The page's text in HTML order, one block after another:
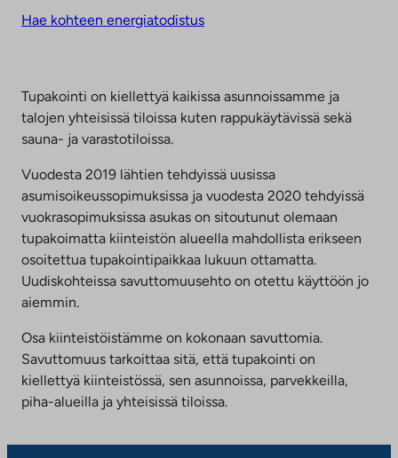
Hae kohteen energiatodistus
Tupakointi on kiellettyä kaikissa asunnoissamme ja
talojen yhteisissä tiloissa kuten rappukäytävissä sekä
sauna- ja varastotiloissa.
Vuodesta 2019 lähtien tehdyissä uusissa
asumisoikeussopimuksissa ja vuodesta 2020 tehdyissä
vuokrasopimuksissa asukas on sitoutunut olemaan
tupakoimatta kiinteistön alueella mahdollista erikseen
osoitettua tupakointipaikkaa lukuun ottamatta.
Uudiskohteissa savuttomuusehto on otettu käyttöön jo
aiemmin.
Osa kiinteistöistämme on kokonaan savuttomia.
Savuttomuus tarkoittaa sitä, että tupakointi on
kiellettyä kiinteistössä, sen asunnoissa, parvekkeilla,
piha-alueilla ja yhteisissä tiloissa.